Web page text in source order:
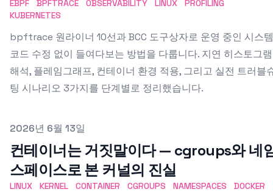
EBPF BPFTRACE OBSERVABILITY LINUX
PROFILING
KUBERNETES
bpftrace 원라이너 10선과 BCC 도구상자로 운영 중인 시스
코드 수정 없이 들여다보는 방법을 다룹니다. 지연 히스토그램
해석, 플레임그래프, 컨테이너 환경 적용, 그리고 실전 트러블
팅 시나리오 3가지를 단계별로 정리했습니다.
Published on
2026년 6월 13일
컨테이너는 거짓말이다 — cgroups와 네
스페이스로 본 커널의 진실
LINUX KERNEL CONTAINER CGROUPS NAMESPACES
DOCKER